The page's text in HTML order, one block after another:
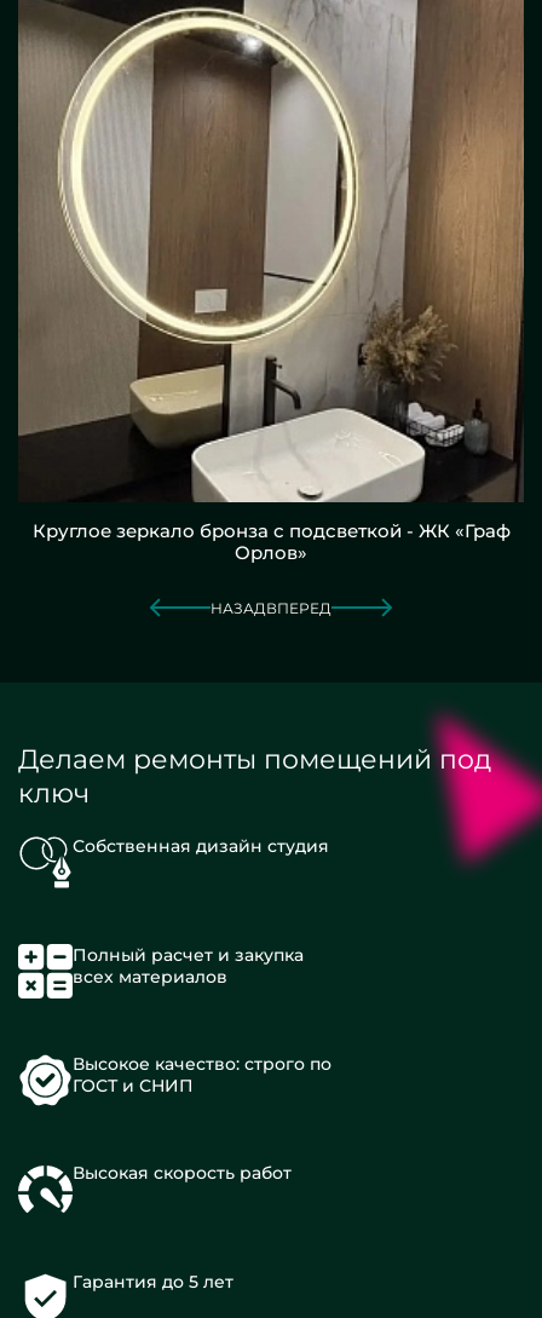
Круглое зеркало бронза с подсветкой - ЖК «Граф
Орлов»
НАЗАД ВПЕРЕД
Делаем ремонты помещений под
ключ
Собственная дизайн студия
Полный расчет и закупка
всех материалов
Высокое качество: строго по
ГОСТ и СНИП
Высокая скорость работ
Гарантия до 5 лет